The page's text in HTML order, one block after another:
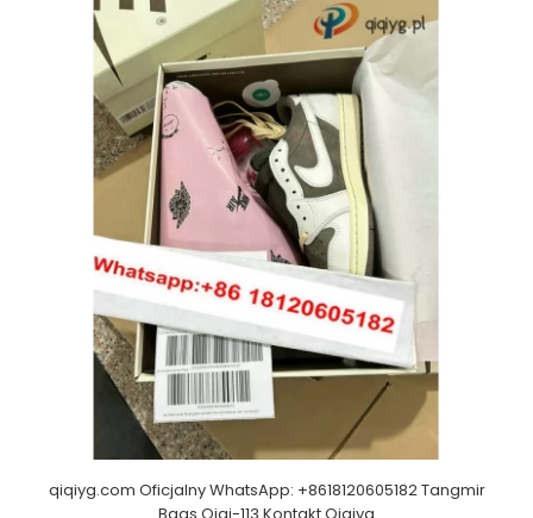
qiqiyg.com Oficjalny WhatsApp: +8618120605182 Tangmir